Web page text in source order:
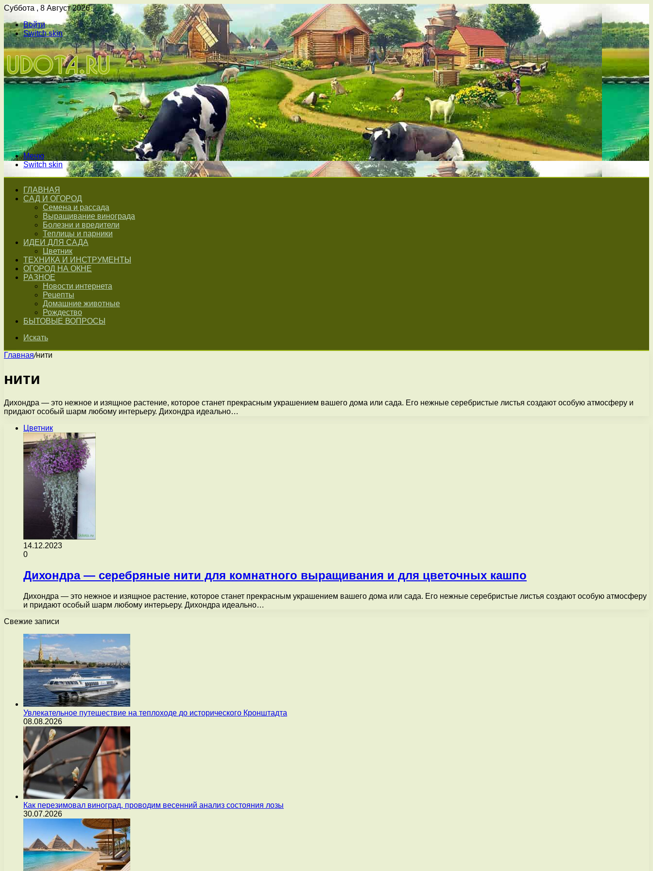
Суббота , 8 Август 2026
Войти
Switch skin
Меню
Switch skin
ГЛАВНАЯ
САД И ОГОРОД
Семена и рассада
Выращивание винограда
Болезни и вредители
Теплицы и парники
ИДЕИ ДЛЯ САДА
Цветник
ТЕХНИКА И ИНСТРУМЕНТЫ
ОГОРОД НА ОКНЕ
РАЗНОЕ
Новости интернета
Рецепты
Домашние животные
Рождество
БЫТОВЫЕ ВОПРОСЫ
Искать
Главная/нити
нити
Дихондра — это нежное и изящное растение, которое станет прекрасным украшением вашего дома или сада. Его нежные серебристые листья создают особую атмосферу и
придают особый шарм любому интерьеру. Дихондра идеально…
Цветник
14.12.2023
0
Дихондра — серебряные нити для комнатного выращивания и для цветочных кашпо
Дихондра — это нежное и изящное растение, которое станет прекрасным украшением вашего дома или сада. Его нежные серебристые листья создают особую атмосферу
и придают особый шарм любому интерьеру. Дихондра идеально…
Свежие записи
Увлекательное путешествие на теплоходе до исторического Кронштадта
08.08.2026
Как перезимовал виноград, проводим весенний анализ состояния лозы
30.07.2026